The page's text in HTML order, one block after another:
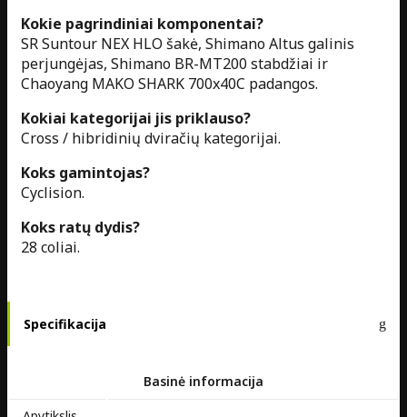
Kokie pagrindiniai komponentai?
SR Suntour NEX HLO šakė, Shimano Altus galinis
perjungėjas, Shimano BR-MT200 stabdžiai ir
Chaoyang MAKO SHARK 700x40C padangos.
Kokiai kategorijai jis priklauso?
Cross / hibridinių dviračių kategorijai.
Koks gamintojas?
Cyclision.
Koks ratų dydis?
28 coliai.
Specifikacija
Basinė informacija